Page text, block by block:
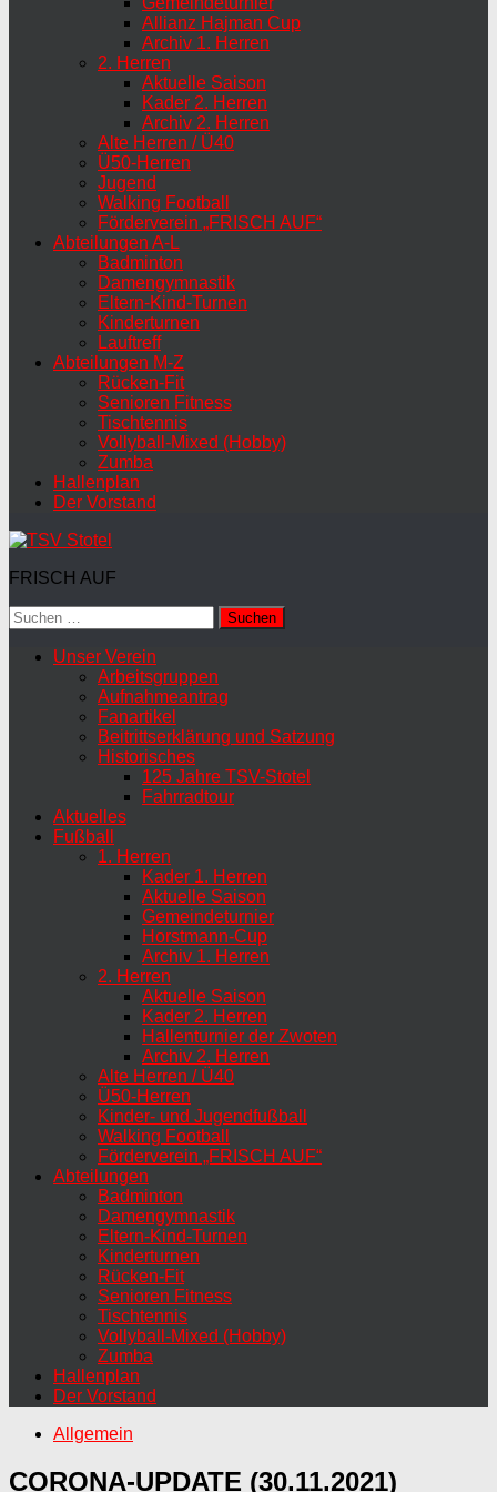
Allianz Hajman Cup
Archiv 1. Herren
2. Herren
Aktuelle Saison
Kader 2. Herren
Archiv 2. Herren
Alte Herren / Ü40
Ü50-Herren
Jugend
Walking Football
Förderverein „FRISCH AUF“
Abteilungen A-L
Badminton
Damengymnastik
Eltern-Kind-Turnen
Kinderturnen
Lauftreff
Abteilungen M-Z
Rücken-Fit
Senioren Fitness
Tischtennis
Vollyball-Mixed (Hobby)
Zumba
Hallenplan
Der Vorstand
FRISCH AUF
Suchen
nach:
Unser Verein
Arbeitsgruppen
Aufnahmeantrag
Fanartikel
Beitrittserklärung und Satzung
Historisches
125 Jahre TSV-Stotel
Fahrradtour
Aktuelles
Fußball
1. Herren
Kader 1. Herren
Aktuelle Saison
Gemeindeturnier
Horstmann-Cup
Archiv 1. Herren
2. Herren
Aktuelle Saison
Kader 2. Herren
Hallenturnier der Zwoten
Archiv 2. Herren
Alte Herren / Ü40
Ü50-Herren
Kinder- und Jugendfußball
Walking Football
Förderverein „FRISCH AUF“
Abteilungen
Badminton
Damengymnastik
Eltern-Kind-Turnen
Kinderturnen
Rücken-Fit
Senioren Fitness
Tischtennis
Vollyball-Mixed (Hobby)
Zumba
Hallenplan
Der Vorstand
Allgemein
CORONA-UPDATE (30.11.2021)